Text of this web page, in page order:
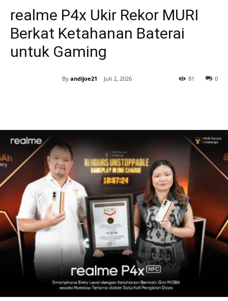
realme P4x Ukir Rekor MURI
Berkat Ketahanan Baterai
untuk Gaming
By andijoe21 Juli 2, 2026 0
81